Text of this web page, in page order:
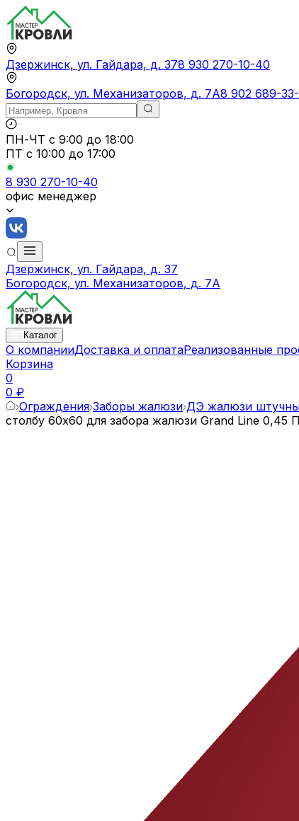
Дзержинск, ул. Гайдара, д. 378 930 270-10-40
Богородск, ул. Механизаторов, д. 7А8 902 689-
ПН-ЧТ с 9:00 до 18:00
ПТ с 10:00 до 17:00
8 930 270-10-40
офис менеджер
Дзержинск, ул. Гайдара, д. 37
Богородск, ул. Механизаторов, д. 7А
Каталог
О компанииДоставка и оплатаРеализованные
Корзина
0
0 ₽
Ограждения Заборы жалюзи ДЭ жалюзи
столбу 60х60 для забора жалюзи Grand Line